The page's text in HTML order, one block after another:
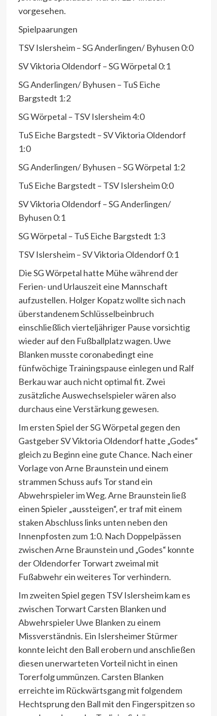
vorgesehen.
Spielpaarungen
TSV Islersheim – SG Anderlingen/ Byhusen 0:0
SV Viktoria Oldendorf – SG Wörpetal 0:1
SG Anderlingen/ Byhusen – TuS Eiche
Bargstedt 1:2
SG Wörpetal – TSV Islersheim 4:0
TuS Eiche Bargstedt – SV Viktoria Oldendorf
1:0
SG Anderlingen/ Byhusen – SG Wörpetal 1:2
TuS Eiche Bargstedt – TSV Islersheim 0:0
SV Viktoria Oldendorf – SG Anderlingen/
Byhusen 0:1
SG Wörpetal – TuS Eiche Bargstedt 1:3
TSV Islersheim – SV Viktoria Oldendorf 0:1
Die SG Wörpetal hatte Mühe während der
Ferien- und Urlauszeit eine Mannschaft
aufzustellen. Holger Kopatz wollte sich nach
überstandenem Schlüsselbeinbruch
einschließlich vierteljähriger Pause vorsichtig
wieder auf den Fußballplatz wagen. Uwe
Blanken musste coronabedingt eine
fünfwöchige Trainingspause einlegen und Ralf
Berkau war auch nicht optimal fit. Zwei
zusätzliche Auswechselspieler wären also
durchaus eine Verstärkung gewesen.
Im ersten Spiel der SG Wörpetal gegen den
Gastgeber SV Viktoria Oldendorf hatte „Godes“
gleich zu Beginn eine gute Chance. Nach einer
Vorlage von Arne Braunstein und einem
strammen Schuss aufs Tor stand ein
Abwehrspieler im Weg. Arne Braunstein ließ
einen Spieler „aussteigen“, er traf mit einem
staken Abschluss links unten neben den
Innenpfosten zum 1:0. Nach Doppelpässen
zwischen Arne Braunstein und „Godes“ konnte
der Oldendorfer Torwart zweimal mit
Fußabwehr ein weiteres Tor verhindern.
Im zweiten Spiel gegen TSV Islersheim kam es
zwischen Torwart Carsten Blanken und
Abwehrspieler Uwe Blanken zu einem
Missverständnis. Ein Islersheimer Stürmer
konnte leicht den Ball erobern und anschließen
diesen unerwarteten Vorteil nicht in einen
Torerfolg ummünzen. Carsten Blanken
erreichte im Rückwärtsgang mit folgendem
Hechtsprung den Ball mit den Fingerspitzen so